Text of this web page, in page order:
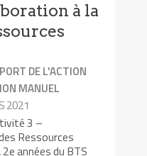
à la
DE L'ACTION
MANUEL
2021
3 –
Ressources
années du BTS